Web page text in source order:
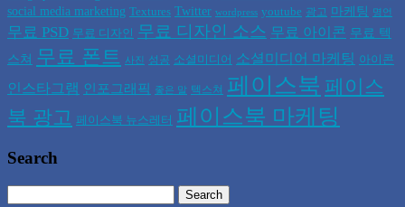
social media marketing Textures Twitter wordpress youtube 광고 마케팅 명언
무료 PSD 무료 디자인 무료 디자인 소스 무료 아이콘 무료 텍
스쳐 무료 폰트 사진 성공 소셜미디어 소셜미디어 마케팅 아이콘
인스타그램 인포그래픽 좋은 말 텍스쳐 페이스북 페이스
북 광고 페이스북 뉴스레터 페이스북 마케팅
Search